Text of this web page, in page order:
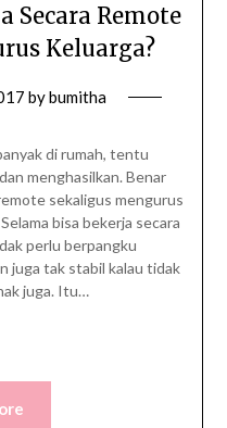
Secara Remote
Keluarga?
bybumitha
di rumah, tentu
menghasilkan. Benar
sekaligus mengurus
bisa bekerja secara
perlu berpangku
juga tak stabil kalau tidak
juga. Itu…